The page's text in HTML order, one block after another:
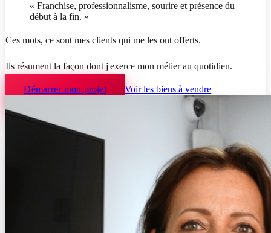
« Franchise, professionnalisme, sourire et présence du
début à la fin. »
Ces mots, ce sont mes clients qui me les ont offerts.
Ils résument la façon dont j'exerce mon métier au quotidien.
Démarrer mon projet Voir les biens à vendre